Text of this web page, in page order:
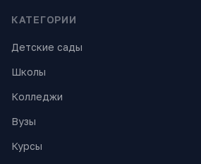
КАТЕГОРИИ
Детские сады
Школы
Колледжи
Вузы
Курсы